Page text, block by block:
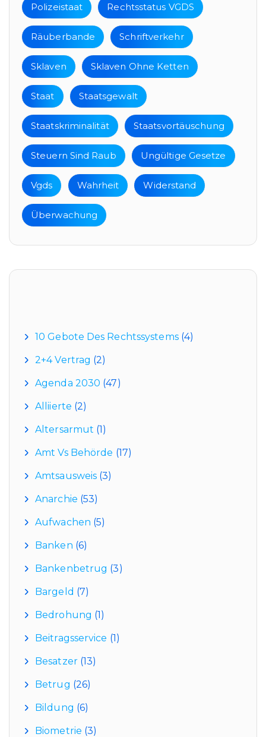
Polizeistaat Rechtsstatus VGDS
Räuberbande Schriftverkehr
Sklaven Sklaven Ohne Ketten
Staat Staatsgewalt
Staatskriminalität Staatsvortäuschung
Steuern Sind Raub Ungültige Gesetze
Vgds Wahrheit Widerstand
Überwachung
10 Gebote Des Rechtssystems(4)
2+4 Vertrag (2)
Agenda 2030 (47)
Alliierte (2)
Altersarmut (1)
Amt Vs Behörde (17)
Amtsausweis (3)
Anarchie (53)
Aufwachen (5)
Banken (6)
Bankenbetrug (3)
Bargeld (7)
Bedrohung (1)
Beitragsservice (1)
Besatzer(13)
Betrug (26)
Bildung (6)
Biometrie (3)